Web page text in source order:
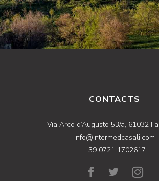
CONTACTS
Via Arco d’Augusto 53/a, 61032
info@intermedcasali.com
+39 0721 1702617